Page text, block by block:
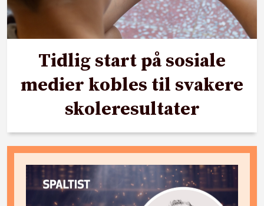
Tidlig start på sosiale
medier kobles til svakere
skoleresultater